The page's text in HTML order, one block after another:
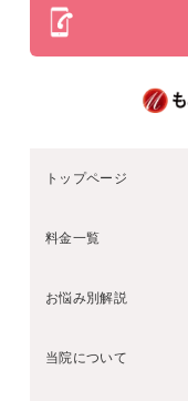
トップページ
料金一覧
お悩み別解説
当院について